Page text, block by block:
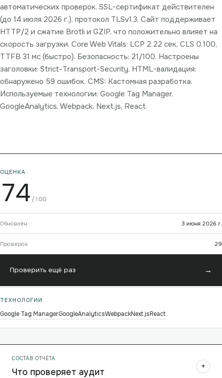
автоматических проверок. SSL-сертификат действителен
(до 14 июля 2026 г.), протокол TLSv1.3. Сайт поддерживает
HTTP/2 и сжатие Brotli и GZIP, что положительно влияет на
скорость загрузки. Core Web Vitals: LCP 2.22 сек, CLS 0.100,
TTFB 31 мс (быстро). Безопасность: 21/100. Настроены
заголовки: Strict-Transport-Security. HTML-валидация:
обнаружено 59 ошибок. CMS: Кастомная разработка.
Используемые технологии: Google Tag Manager,
GoogleAnalytics, Webpack, Next.js, React.
ОЦЕНКА
74 /100
Обновлён 3 июня 2026 г.
Проверок 29
Проверить ещё раз →
ТЕХНОЛОГИИ
Google Tag ManagerGoogleAnalyticsWebpackNext.jsReact
СОСТАВ ОТЧЁТА
Что проверяет аудит +